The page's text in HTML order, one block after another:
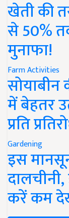
खेती की
से 50%
मुनाफा!
Farm Activities
में बेहतर
प्रति
Gardening
इस
करें कम